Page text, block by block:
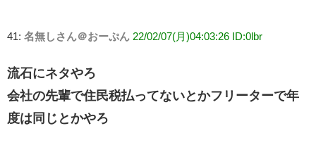
41: 名無しさん＠おーぷん 22/02/07(月)04:03:26 ID:0lbr
流石にネタやろ
会社の先輩で住民税払ってないとかフリーターで年
度は同じとかやろ